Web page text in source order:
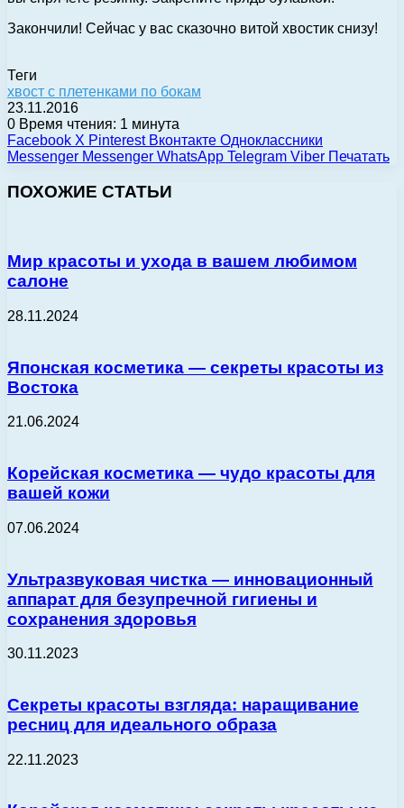
Закончили! Сейчас у вас сказочно витой хвостик снизу!
Теги
хвост с плетенками по бокам
23.11.2016
0 Время чтения: 1 минута
Facebook X Pinterest Вконтакте Одноклассники
Messenger Messenger WhatsApp Telegram Viber Печатать
ПОХОЖИЕ СТАТЬИ
Мир красоты и ухода в вашем любимом
салоне
28.11.2024
Японская косметика — секреты красоты из
Востока
21.06.2024
Корейская косметика — чудо красоты для
вашей кожи
07.06.2024
Ультразвуковая чистка — инновационный
аппарат для безупречной гигиены и
сохранения здоровья
30.11.2023
Секреты красоты взгляда: наращивание
ресниц для идеального образа
22.11.2023